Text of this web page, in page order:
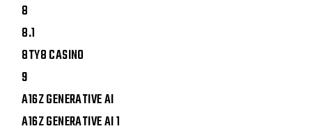
8
8.1
8TY8 CASINO
9
A16Z GENERATIVE AI
A16Z GENERATIVE AI 1